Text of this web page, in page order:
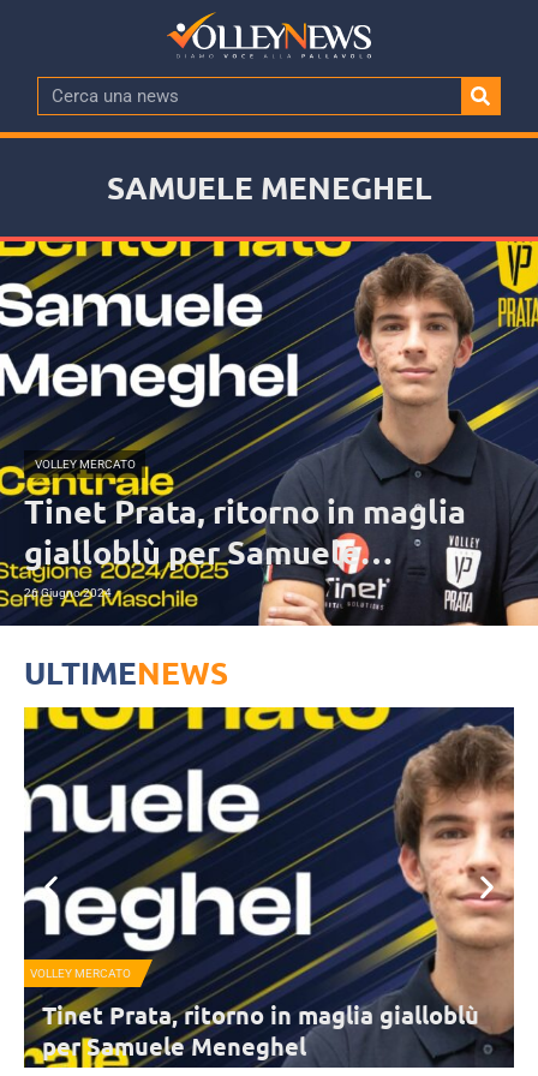
SAMUELE MENEGHEL
VOLLEY MERCATO
Tinet Prata, ritorno in maglia
gialloblù per Samuele
Meneghel
26 Giugno 2024
ULTIMENEWS
VOLLEY MERCATO
Tinet Prata, ritorno in maglia gialloblù
per Samuele Meneghel